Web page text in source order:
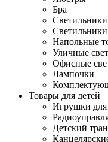
Бра
Напольные
Уличные
Офисные
Лампочки
Товары для детей
Игрушки для
Детский